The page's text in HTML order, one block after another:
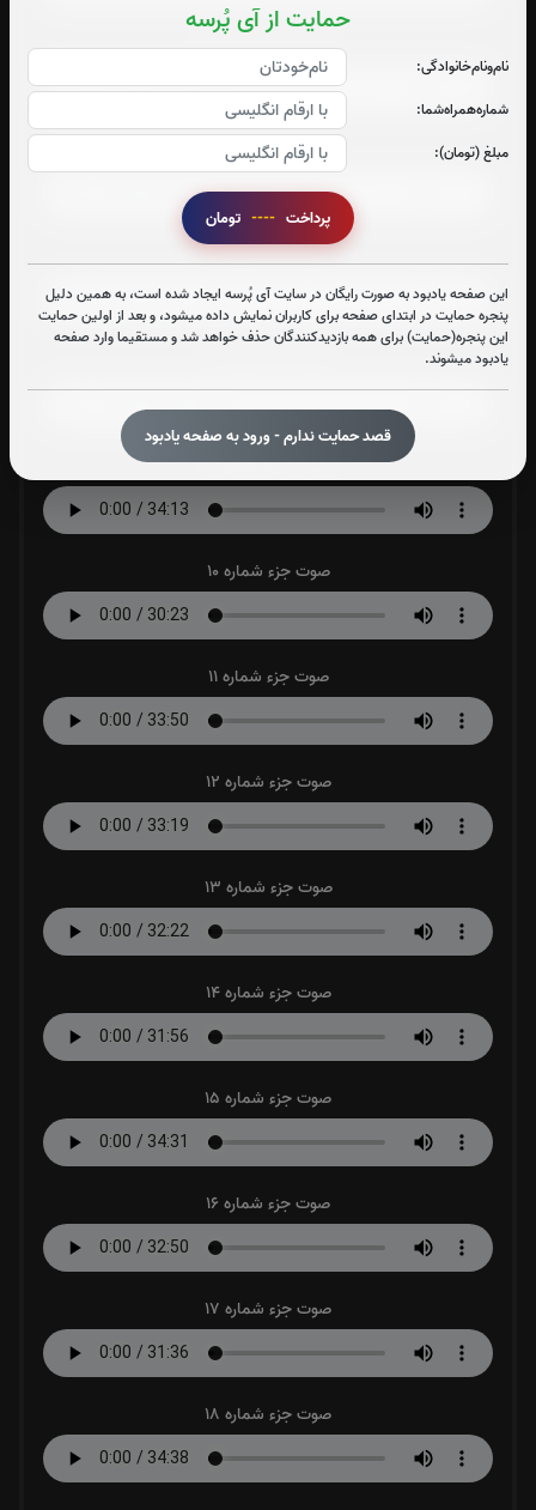
حمایت از آی پُرسه
نام‌و‌نام‌خانوادگی:
شماره‌همراه‌شما:
مبلغ (تومان):
پرداخت ----
این صفحه یادبود به صورت رایگان در سایت آی پُرسه ایجاد شده است، به همین دلیل
پنجره حمایت در ابتدای صفحه برای کاربران نمایش داده میشود، و بعد از اولین حمایت
این پنجره(حمایت) برای همه بازدیدکنندگان حذف خواهد شد و مستقیما وارد صفحه
یادبود میشوند.
قصد حمایت ندارم - ورود به صفحه یادبود
صوت جزء شماره 5
صوت جزء شماره 6
صوت جزء شماره 7
صوت جزء شماره 9
صوت جزء شماره 10
صوت جزء شماره 11
صوت جزء شماره 12
صوت جزء شماره 13
صوت جزء شماره 14
صوت جزء شماره 15
صوت جزء شماره 16
صوت جزء شماره 17
صوت جزء شماره 18